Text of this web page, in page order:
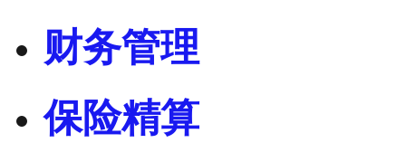
财务管理
保险精算